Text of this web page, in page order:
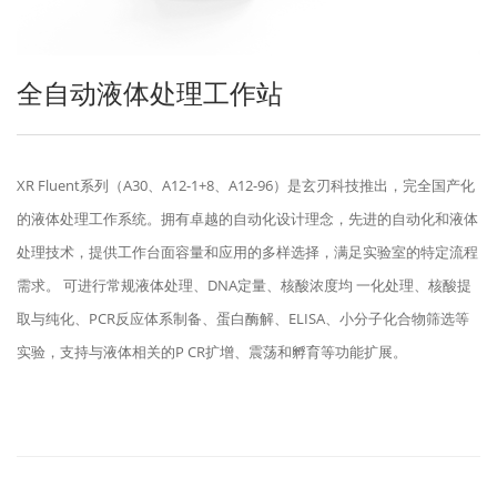
全自动液体处理工作站
XR Fluent系列（A30、A12-1+8、A12-96）是玄刃科技推出，完全国产化
的液体处理工作系统。拥有卓越的自动化设计理念，先进的自动化和液体
处理技术，提供工作台面容量和应用的多样选择，满足实验室的特定流程
需求。 可进行常规液体处理、DNA定量、核酸浓度均 一化处理、核酸提
取与纯化、PCR反应体系制备、蛋白酶解、ELISA、小分子化合物筛选等
实验，支持与液体相关的P CR扩增、震荡和孵育等功能扩展。